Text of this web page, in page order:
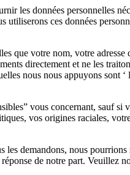
les données personnelles
ces données
que votre nom, votre
directement et ne les
nous nous appuyons sont
vous concernant, sauf si
vos origines raciales,
demandons, nous
de notre part. Veuillez